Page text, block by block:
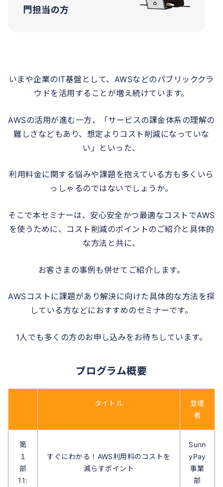
門担当の方
いまや企業のIT基盤として、AWSなどのパブリッククラ
ウドを活用することが増え続けています。
AWSの活用が進む一方、「サービスの課金体系の理解の
難しさなどもあり、想定よりコスト削減になっていな
い」といった、
利用料金に関する悩みや課題を抱えている方も多くいら
っしゃるのではないでしょうか。
そこで本セミナーは、安心安全かつ最適なコストでAWS
を使うために、コスト削減のポイントのご紹介と具体的
な方法と共に、
お客さまの事例も併せてご紹介します。
AWSコストに課題があり解決に向けた具体的な方法を探
している方などにおすすめのセミナーです。
1人でも多くの方のお申し込みをお待ちしています。
プログラム概要
タイトル
登壇
者
第
１
部
11:
すぐにわかる！AWS利用料のコストを
減らすポイント
Sunn
yPay
事業
部